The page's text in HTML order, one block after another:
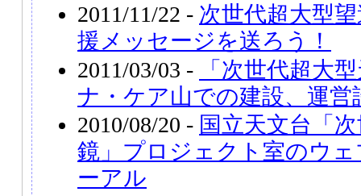
2011/11/22 - 次世代超大型
援メッセージを送ろう！
2011/03/03 -
「次世代超大
ナ・ケア山での建設、運営
2010/08/20 - 国立天文台「
鏡」プロジェクト室のウ
ーアル